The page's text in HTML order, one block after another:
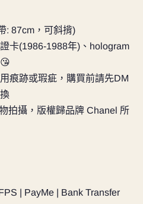
: 87cm，可斜揹)
卡(1986-1988年)、hologram
痕跡或瑕疵，購買前請先DM
拍攝，版權歸品牌 Chanel 所
| PayMe | Bank Transfer